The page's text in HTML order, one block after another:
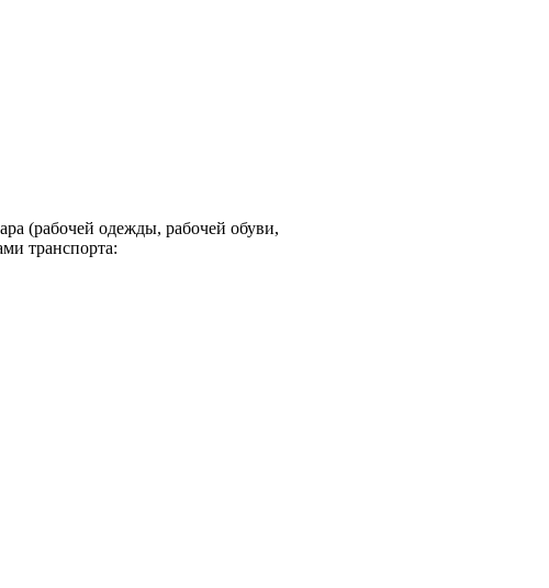
(рабочей одежды, рабочей обуви,
транспорта: